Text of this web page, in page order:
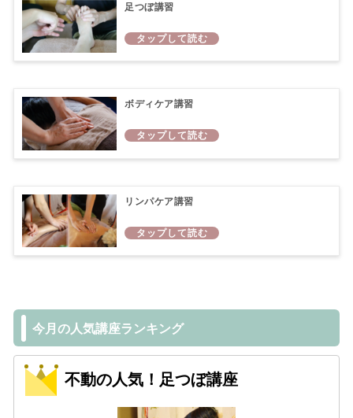
足つぼ講習
ボディケア講習
リンパケア講習
今月の人気講座ランキング
不動の人気！足つぼ講座